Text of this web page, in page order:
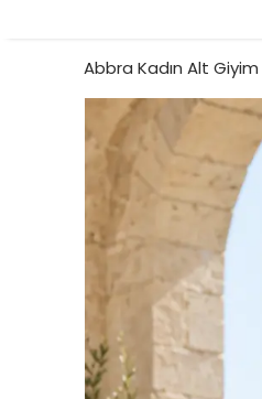
Abbra Kadın Alt Giyim